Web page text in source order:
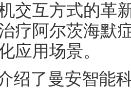
交互方式的革
疗阿尔茨海默
应用场景。
绍了曼安智能